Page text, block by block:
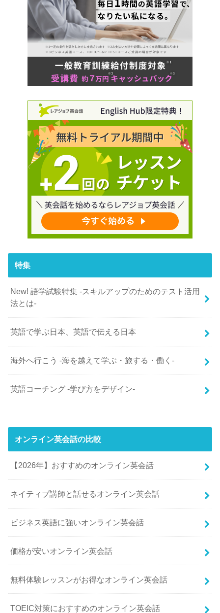
特集
New! 語学試験特集 -スキルアップのためのテスト活用
法とは-
英語で学ぶ日本、英語で伝える日本
海外へ行こう -海を越えて学ぶ・旅する・働く-
英語コーチング -学び方をデザイン-
オンライン英会話の比較
【2026年】おすすめのオンライン英会話
ネイティブ講師と話せるオンライン英会話
ビジネス英語に強いオンライン英会話
価格が安いオンライン英会話
無料体験レッスンがお得なオンライン英会話
TOEIC対策におすすめのオンライン英会話